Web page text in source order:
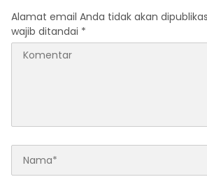
Alamat email Anda tidak akan
wajib ditandai *